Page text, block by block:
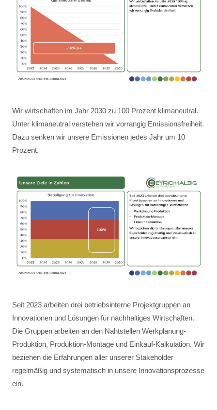
Wir wirtschaften im Jahr 2030 zu 100 Prozent klimaneutral.
Unter klimaneutral verstehen wir vorrangig Emissionsfreiheit.
Dazu senken wir unsere Emissionen jedes Jahr um 10
Prozent.
Seit 2023 arbeiten drei betriebsinterne Projektgruppen an
Innovationen und Lösungen für nachhaltiges Wirtschaften.
Die Gruppen arbeiten an den Nahtstellen Werkplanung-
Produktion, Produktion-Montage und Einkauf-Kalkulation. Wir
beziehen die Erfahrungen aller unserer Stakeholder
regelmäßig und systematisch in unsere Innovationsprozesse
ein.